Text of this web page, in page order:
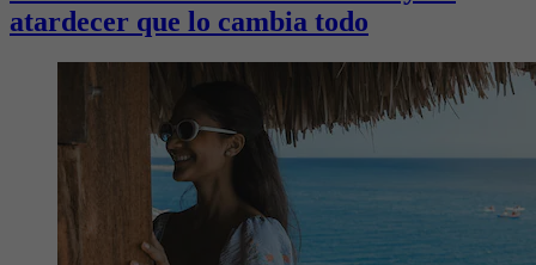
atardecer que lo cambia todo